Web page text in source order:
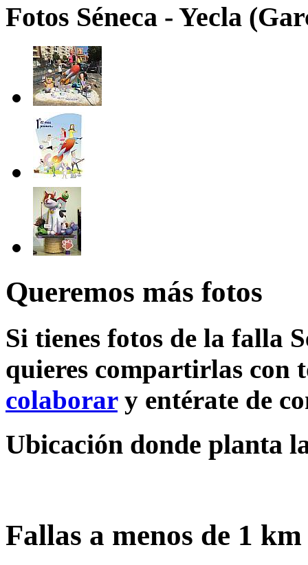
Fotos Séneca - Yecla
Queremos más fotos
Si tienes fotos de la falla
quieres compartirlas con
colaborary entérate de
Ubicación donde planta
Fallas a menos de 1 km